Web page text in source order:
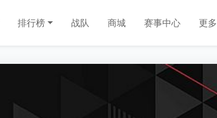
排行榜 战队 商城 赛事中心 更多